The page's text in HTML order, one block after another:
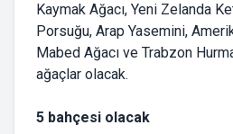
Kaymak Ağacı, Yeni Zelanda
Porsuğu, Arap Yasemini,
Mabed Ağacı ve Trabzon
ağaçlar olacak.
5 bahçesi olacak